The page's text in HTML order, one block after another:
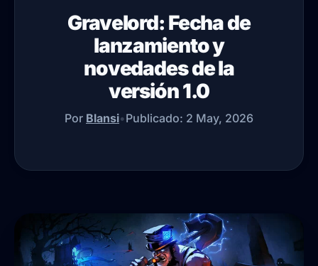
Gravelord: Fecha de
lanzamiento y
novedades de la
versión 1.0
Por Blansi•Publicado: 2 May, 2026